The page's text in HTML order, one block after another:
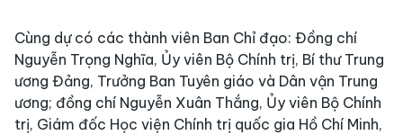
Cùng dự có các thành viên Ban Chỉ đạo: Đồng chí
Nguyễn Trọng Nghĩa, Ủy viên Bộ Chính trị, Bí thư Trung
ương Đảng, Trưởng Ban Tuyên giáo và Dân vận Trung
ương; đồng chí Nguyễn Xuân Thắng, Ủy viên Bộ Chính
trị, Giám đốc Học viện Chính trị quốc gia Hồ Chí Minh,